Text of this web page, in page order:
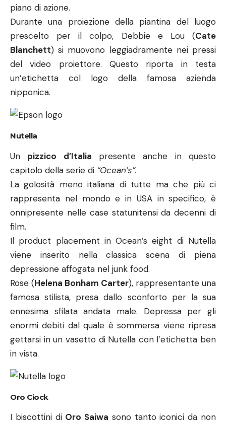
Nutella
Un pizzico d’Italia
presente anche in questo
capitolo della serie di
“Ocean’s”.
La golosità meno italiana di tutte ma che più ci
onnipresente nelle case statunitensi da decenni di
viene inserito nella classica scena di piena
depressione affogata nel junk food.
Rose (Helena Bonham Carter ), rappresentante una
famosa stilista, presa dallo sconforto per la sua
ennesima sfilata andata male. Depressa per gli
enormi debiti dal quale è sommersa viene ripresa
gettarsi in un vasetto di Nutella con l’etichetta ben
in vista.
Oro Ciock
I biscottini di Oro Saiwa
sono tanto iconici da non
dover essere inquadrati correlati da alcun logo.
Durante le riprese del film, l’investigatore
addenta un biscotto ricoperto di cioccolato
L’inserimento nella sceneggiatura è estremamente